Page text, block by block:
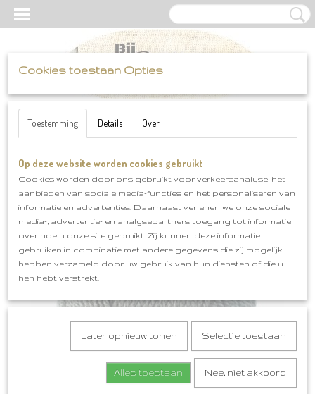
Inloggen Registreren UW WINKELWAGEN
Home >Scheepjes>Colour Crafter >Scheepjes Colour Crafter
Rotterdam kleurnr 1063
Cookies toestaan Opties
Toestemming Details Over
Op deze website worden cookies gebruikt
Cookies worden door ons gebruikt voor verkeersanalyse, het
aanbieden van sociale media-functies en het personaliseren van
informatie en advertenties. Daarnaast verlenen we onze sociale
media-, advertentie- en analysepartners toegang tot informatie
over hoe u onze site gebruikt. Zij kunnen deze informatie
gebruiken in combinatie met andere gegevens die zij mogelijk
hebben verzameld door uw gebruik van hun diensten of die u
hen hebt verstrekt.
Later opnieuw tonen Selectie toestaan
Alles toestaan Nee, niet akkoord